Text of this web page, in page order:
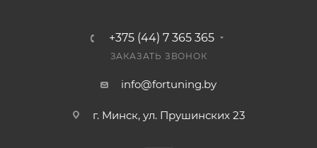
+375 (44) 7 365 365
ЗАКАЗАТЬ ЗВОНОК
info@fortuning.by
г. Минск, ул. Прушинских 23